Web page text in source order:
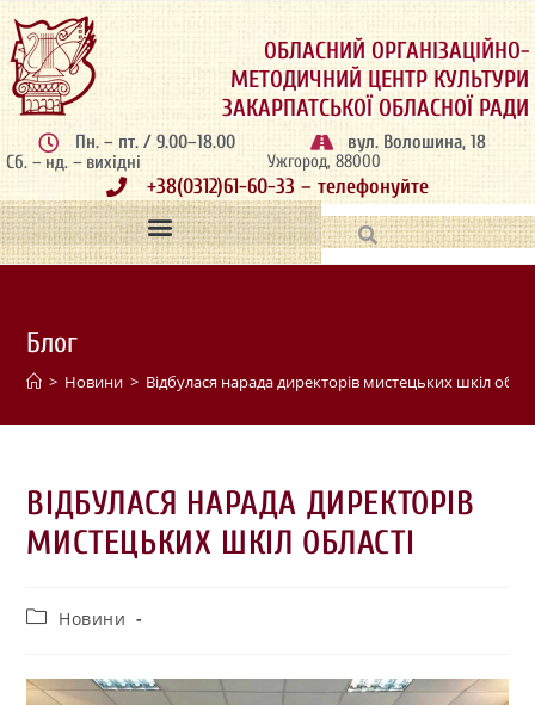
ОБЛАСНИЙ ОРГАНІЗАЦІЙНО-
МЕТОДИЧНИЙ ЦЕНТР КУЛЬТУРИ
ЗАКАРПАТСЬКОЇ ОБЛАСНОЇ РАДИ
Пн. – пт. / 9.00–18.00
Сб. – нд. – вихідні
вул. Волошина, 18
Ужгород, 88000
+38(0312)61-60-33 – телефонуйте
Блог
> Новини > Відбулася нарада директорів мистецьких шкіл
ВІДБУЛАСЯ НАРАДА ДИРЕКТОРІВ
МИСТЕЦЬКИХ ШКІЛ ОБЛАСТІ
Новини